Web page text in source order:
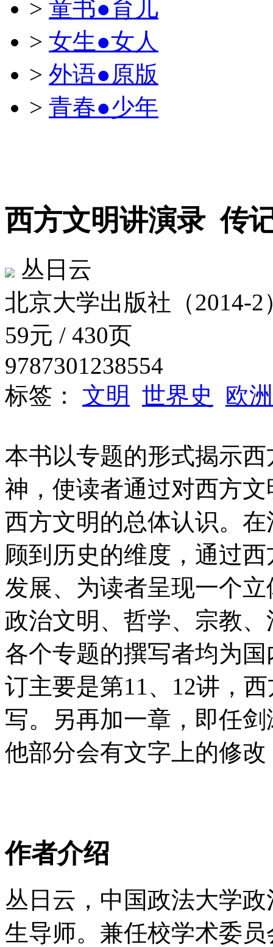
> 童书●育儿
> 女生●女人
> 外语●原版
> 青春●少年
西方文明讲演录传
丛日云
北京大学出版社（2014-2
59元 / 430页
9787301238554
标签： 文明 世界史 欧
本书以专题的形式揭示
神，使读者通过对西方
西方文明的总体认识。
顾到历史的维度，通过
发展、为读者呈现一个
政治文明、哲学、宗教
各个专题的撰写者均为
订主要是第11、12讲，
写。另再加一章，即任
他部分会有文字上的修
作者介绍
丛日云，中国政法大学
生导师。兼任校学术委